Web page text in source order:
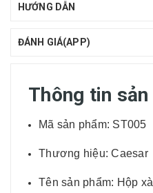
HƯỚNG DẪN
ĐÁNH GIÁ(APP)
Thông tin sản
Mã sản phẩm: ST005
Thương hiệu: Caesar
Tên sản phẩm: Hộp